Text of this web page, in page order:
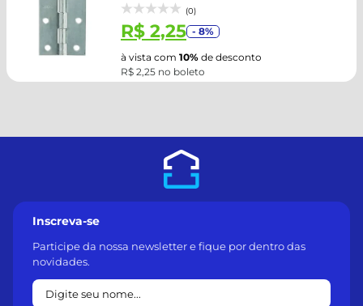
(0)
R$ 2,25 - 8%
à vista com 10% de desconto
R$ 2,25 no boleto
Inscreva-se
Participe da nossa newsletter e fique por dentro das
novidades.